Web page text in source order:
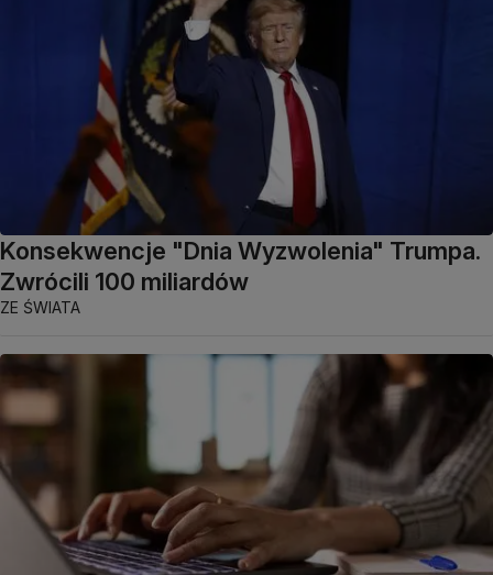
Konsekwencje "Dnia Wyzwolenia" Trumpa.
Zwrócili 100 miliardów
ZE ŚWIATA